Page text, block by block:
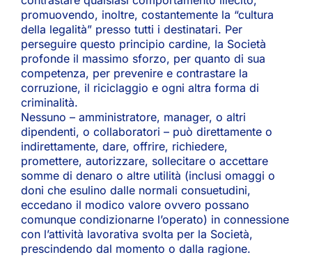
promuovendo, inoltre, costantemente la “cultura
della legalità” presso tutti i destinatari. Per
perseguire questo principio cardine, la Società
profonde il massimo sforzo, per quanto di sua
competenza, per prevenire e contrastare la
corruzione, il riciclaggio e ogni altra forma di
criminalità.
Nessuno – amministratore, manager, o altri
dipendenti, o collaboratori – può direttamente o
indirettamente, dare, offrire, richiedere,
promettere, autorizzare, sollecitare o accettare
somme di denaro o altre utilità (inclusi omaggi o
doni che esulino dalle normali consuetudini,
eccedano il modico valore ovvero possano
comunque condizionarne l’operato) in connessione
con l’attività lavorativa svolta per la Società,
prescindendo dal momento o dalla ragione.